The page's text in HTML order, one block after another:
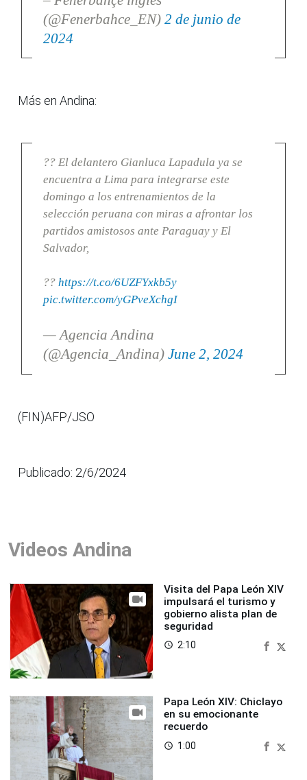
(@Fenerbahce_EN) 2 de junio de
2024
Más en Andina:
?? El delantero Gianluca Lapadula ya se
encuentra a Lima para integrarse este
domingo a los entrenamientos de la
selección peruana con miras a afrontar los
partidos amistosos ante Paraguay y El
Salvador,
?? https://t.co/6UZFYxkb5y
pic.twitter.com/yGPveXchgI
— Agencia Andina
(@Agencia_Andina) June 2, 2024
(FIN)AFP/JSO
Publicado: 2/6/2024
Videos Andina
Visita del Papa León XIV
impulsará el turismo y
gobierno alista plan de
seguridad
access_time 2:10
Papa León XIV: Chiclayo
en su emocionante
recuerdo
access_time 1:00